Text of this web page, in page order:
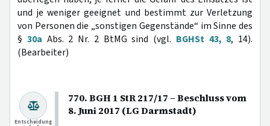
und je weniger geeignet und bestimmt zur Verletzung
von Personen die „sonstigen Gegenstände“ im Sinne des
§ 30a Abs. 2 Nr. 2 BtMG sind (vgl. BGHSt 43, 8, 14).
(Bearbeiter)
770. BGH 1 StR 217/17 – Beschluss vom
8. Juni 2017 (LG Darmstadt)
Entscheidung